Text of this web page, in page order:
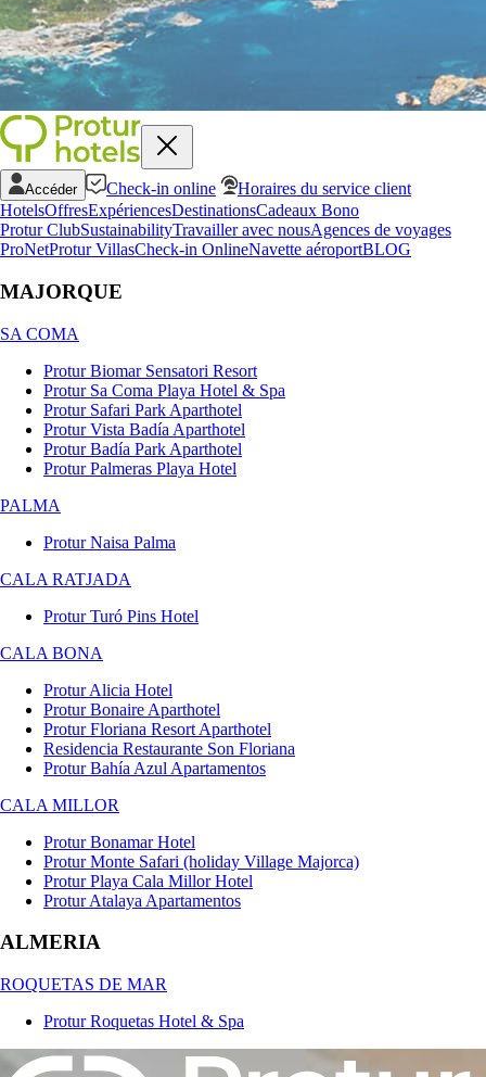
Accéder Check-in online
Horaires du service client
HotelsOffresExpériencesDestinationsCadeaux Bono
Protur ClubSustainabilityTravailler avec nousAgences de voyages
ProNetProtur VillasCheck-in OnlineNavette aéroportBLOG
MAJORQUE
SA COMA
Protur Biomar Sensatori Resort
Protur Sa Coma Playa Hotel & Spa
Protur Safari Park Aparthotel
Protur Vista Badía Aparthotel
Protur Badía Park Aparthotel
Protur Palmeras Playa Hotel
PALMA
Protur Naisa Palma
CALA RATJADA
Protur Turó Pins Hotel
CALA BONA
Protur Alicia Hotel
Protur Bonaire Aparthotel
Protur Floriana Resort Aparthotel
Residencia Restaurante Son Floriana
Protur Bahía Azul Apartamentos
CALA MILLOR
Protur Bonamar Hotel
Protur Monte Safari (holiday Village Majorca)
Protur Playa Cala Millor Hotel
Protur Atalaya Apartamentos
ALMERIA
ROQUETAS DE MAR
Protur Roquetas Hotel & Spa